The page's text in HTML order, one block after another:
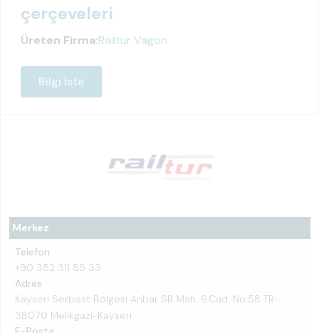
Merkez
Telefon
+90 352 311 55 33
Adres
Kayseri Serbest Bölgesi Anbar SB Mah. 6.Cad. No:58 TR-
38070 Melikgazi-Kayseri
çerçeveleri
Üreten Firma:Railtur Vagon
Bilgi İste